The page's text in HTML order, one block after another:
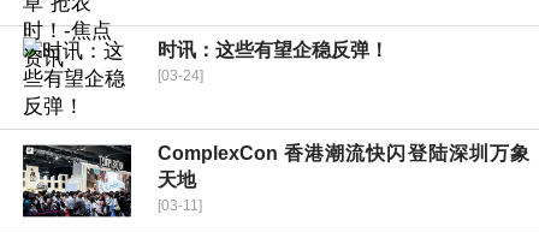
时讯：这些有望企稳反弹！
[03-24]
ComplexCon 香港潮流快闪登陆深圳万象
天地
[03-11]